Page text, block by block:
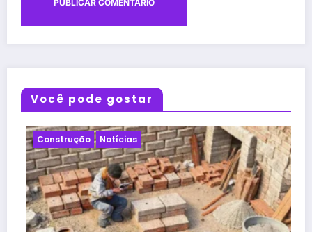
Você pode gostar
Notícias Projeto